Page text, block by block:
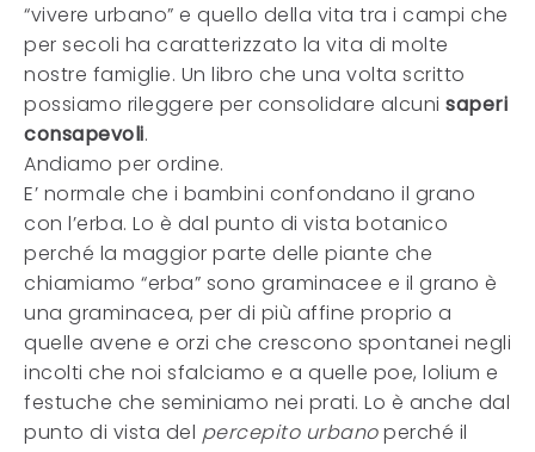
“vivere urbano” e quello della vita tra i campi che
per secoli ha caratterizzato la vita di molte
nostre famiglie. Un libro che una volta scritto
possiamo rileggere per consolidare alcuni saperi
consapevoli.
Andiamo per ordine.
E’ normale che i bambini confondano il grano
con l’erba. Lo è dal punto di vista botanico
perché la maggior parte delle piante che
chiamiamo “erba” sono graminacee e il grano è
una graminacea, per di più affine proprio a
quelle avene e orzi che crescono spontanei negli
incolti che noi sfalciamo e a quelle poe, lolium e
festuche che seminiamo nei prati. Lo è anche dal
punto di vista del percepito urbanoperché il